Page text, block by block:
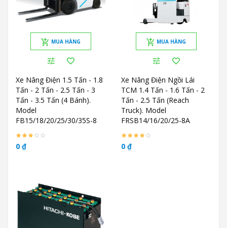
MUA HÀNG
Xe Nâng Điện 1.5 Tấn - 1.8
Tấn - 2 Tấn - 2.5 Tấn - 3
Tấn - 3.5 Tấn (4 Bánh).
Model
FB15/18/20/25/30/35S-8
0 ₫
MUA HÀNG
Xe Nâng Điện Ngồi Lái
TCM 1.4 Tấn - 1.6 Tấn - 2
Tấn - 2.5 Tấn (Reach
Truck). Model
FRSB14/16/20/25-8A
0 ₫